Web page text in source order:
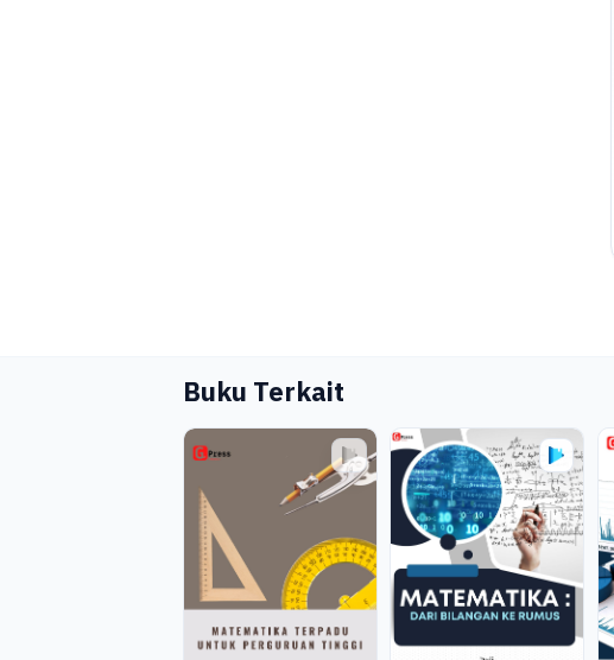
Buku Terkait